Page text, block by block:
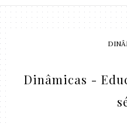
Dinâmicas -